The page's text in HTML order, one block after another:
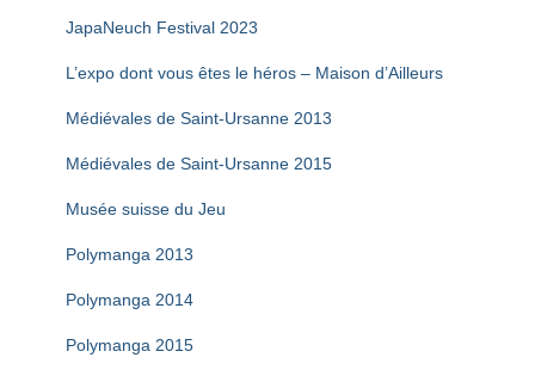
JapaNeuch Festival 2023
L’expo dont vous êtes le héros – Maison d’Ailleurs
Médiévales de Saint-Ursanne 2013
Médiévales de Saint-Ursanne 2015
Musée suisse du Jeu
Polymanga 2013
Polymanga 2014
Polymanga 2015